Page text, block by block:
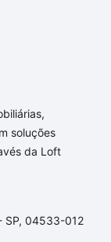
gomes
você, com
- Centro,
de R$ 0 e
imobiliário as
no
quanto
soluções
da Loft
SP, 04533-012